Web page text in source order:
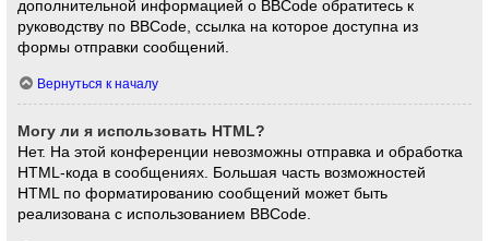
дополнительной информацией о BBCode обратитесь к
руководству по BBCode, ссылка на которое доступна из
формы отправки сообщений.
Вернуться к началу
Могу ли я использовать HTML?
Нет. На этой конференции невозможны отправка и обработка
HTML-кода в сообщениях. Большая часть возможностей
HTML по форматированию сообщений может быть
реализована с использованием BBCode.